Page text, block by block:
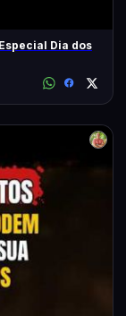
Dia dos